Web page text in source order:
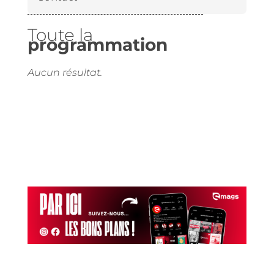
Toute la
programmation
Aucun résultat.